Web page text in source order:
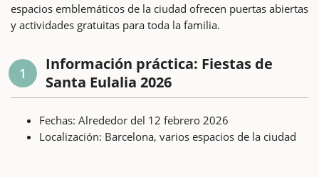
espacios emblemáticos de la ciudad ofrecen puertas abiertas
y actividades gratuitas para toda la familia.
1
Información práctica: Fiestas de
Santa Eulalia 2026
Fechas: Alrededor del 12 febrero 2026
Localización: Barcelona, varios espacios de la ciudad